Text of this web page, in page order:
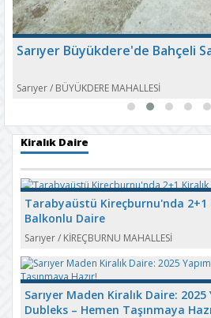
Sarıyer Büyükdere'de Bahçeli
Sarıyer/ BÜYÜKDERE MAHALLESİ
Kiralık Daire
Tarabyaüstü Kireçburnu'nda 2+1
Balkonlu Daire
Sarıyer/ KİREÇBURNU MAHALLESİ
Sarıyer Maden Kiralık Daire: 2025
Dubleks – Hemen Taşınmaya